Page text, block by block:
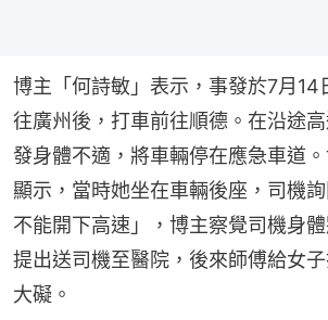
博主「何詩敏」表示，事發於7月14
往廣州後，打車前往順德。在沿途
發身體不適，將車輛停在應急車道
顯示，當時她坐在車輛後座，司機
不能開下高速」，博主察覺司機身
提出送司機至醫院，後來師傅給女
大礙。